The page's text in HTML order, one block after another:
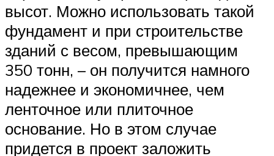
высот. Можно использовать такой
фундамент и при строительстве
зданий с весом, превышающим
350 тонн, – он получится намного
надежнее и экономичнее, чем
ленточное или плиточное
основание. Но в этом случае
придется в проект заложить